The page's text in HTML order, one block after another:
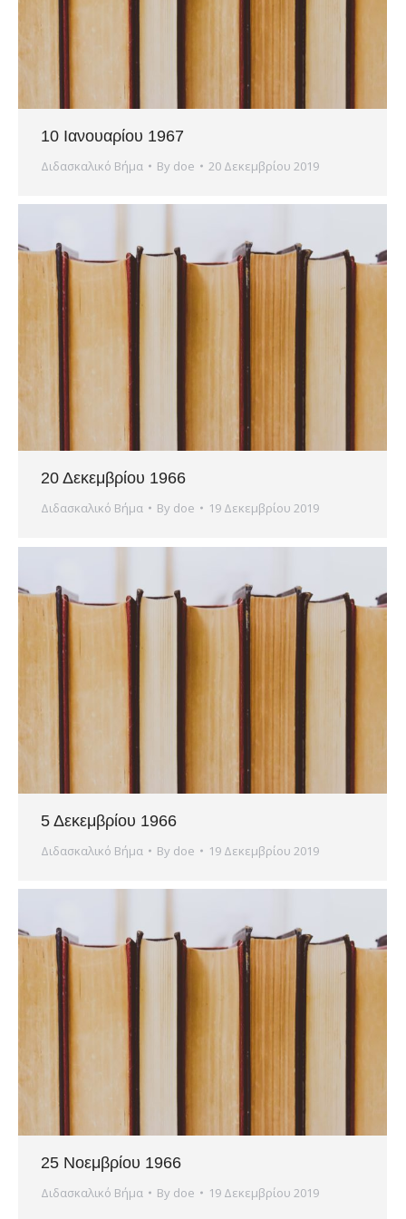
10 Ιανουαρίου 1967
Διδασκαλικό Βήμα By doe 20 Δεκεμβρίου 2019
20 Δεκεμβρίου 1966
Διδασκαλικό Βήμα By doe 19 Δεκεμβρίου 2019
5 Δεκεμβρίου 1966
Διδασκαλικό Βήμα By doe 19 Δεκεμβρίου 2019
25 Νοεμβρίου 1966
Διδασκαλικό Βήμα By doe 19 Δεκεμβρίου 2019